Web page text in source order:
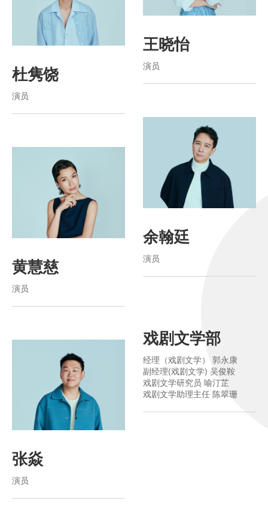
杜隽饶
演员
王晓怡
演员
黄慧慈
演员
余翰廷
演员
张焱
演员
戏剧文学部
经理（戏剧文学） 郭永康
副经理(戏剧文学) 吴俊鞍
戏剧文学研究员 喻汀芷
戏剧文学助理主任 陈翠珊